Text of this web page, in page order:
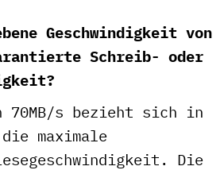
Geschwindigkeit von
Schreib- oder
70MB/s bezieht sich in
maximale
Die